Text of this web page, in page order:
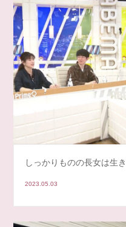
しっかりものの長女は生
2023.05.03